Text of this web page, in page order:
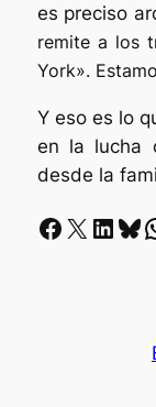
es preciso
remite a los
York».
Y eso es lo
en la lucha
desde la
Facebook X LinkedIn Bluesky